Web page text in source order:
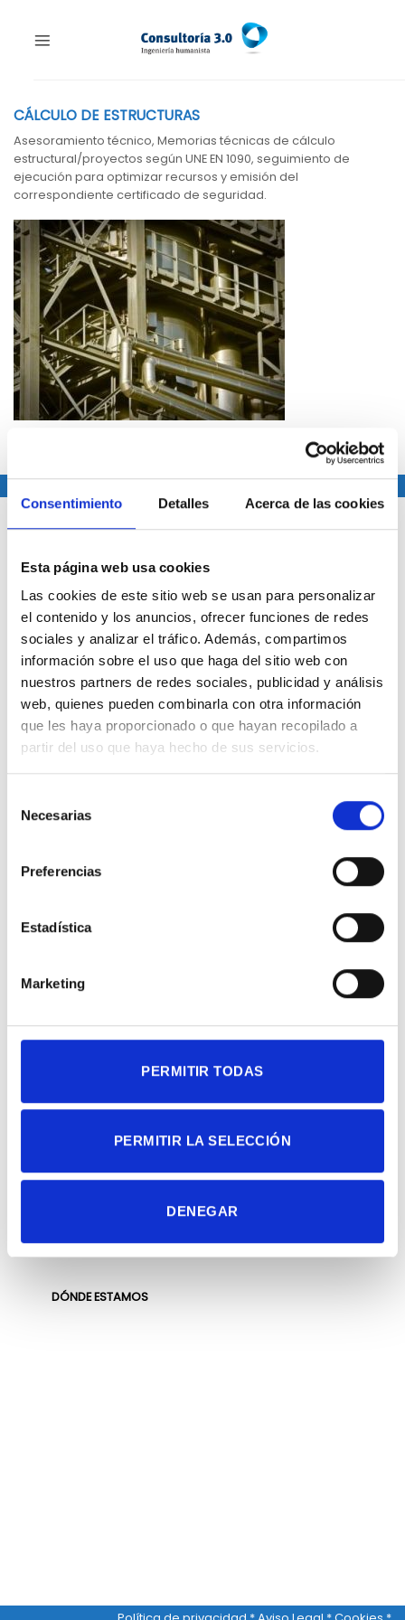
Consentimiento Detalles Acerca de las cookies
Esta página web usa cookies
Las cookies de este sitio web se usan para personalizar
el contenido y los anuncios, ofrecer funciones de redes
sociales y analizar el tráfico. Además, compartimos
información sobre el uso que haga del sitio web con
nuestros partners de redes sociales, publicidad y análisis
web, quienes pueden combinarla con otra información
que les haya proporcionado o que hayan recopilado a
partir del uso que haya hecho de sus servicios.
Necesarias
Preferencias
Estadística
Marketing
PERMITIR TODAS
PERMITIR LA SELECCIÓN
DENEGAR
content
CÁLCULO DE ESTRUCTURAS
Asesoramiento técnico, Memorias técnicas de cálculo
estructural/proyectos según UNE EN 1090, seguimiento de
ejecución para optimizar recursos y emisión del
correspondiente certificado de seguridad.
Avenida de las cortes Valencianas 58
Centro Sorolla, planta 5 46015 Valencia
Tfno: 960 071841
NOTICIAS
Medios
Proyectos
DÓNDE ESTAMOS